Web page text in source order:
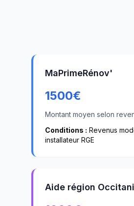
MaPrimeRénov'
1500€
Montant moyen selon
Conditions : Revenus
installateur RGE
Aide région